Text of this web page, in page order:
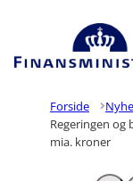
Gå til forsiden
Forside
Regeringen
mia. kroner